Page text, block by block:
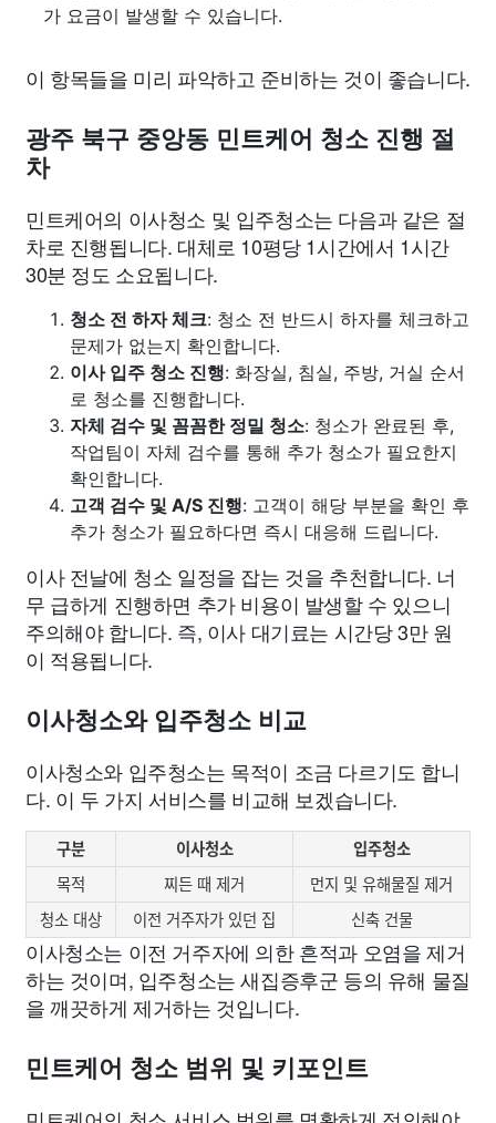
가 요금이 발생할 수 있습니다.
이 항목들을 미리 파악하고 준비하는 것이 좋습니다.
광주 북구 중앙동 민트케어 청소 진행 절
차
민트케어의 이사청소 및 입주청소는 다음과 같은 절
차로 진행됩니다. 대체로 10평당 1시간에서 1시간
30분 정도 소요됩니다.
청소 전 하자 체크: 청소 전 반드시 하자를 체크하고
문제가 없는지 확인합니다.
이사 입주 청소 진행: 화장실, 침실, 주방, 거실 순서
로 청소를 진행합니다.
자체 검수 및 꼼꼼한 정밀 청소: 청소가 완료된 후,
작업팀이 자체 검수를 통해 추가 청소가 필요한지
확인합니다.
고객 검수 및 A/S 진행: 고객이 해당 부분을 확인 후
추가 청소가 필요하다면 즉시 대응해 드립니다.
이사 전날에 청소 일정을 잡는 것을 추천합니다. 너
무 급하게 진행하면 추가 비용이 발생할 수 있으니
주의해야 합니다. 즉, 이사 대기료는 시간당 3만 원
이 적용됩니다.
이사청소와 입주청소 비교
이사청소와 입주청소는 목적이 조금 다르기도 합니
다. 이 두 가지 서비스를 비교해 보겠습니다.
구분 이사청소
입주청소
목적
찌든 때 제거
먼지 및 유해물질 제거
청소 대상
이전 거주자가 있던 집 신축 건물
이사청소는 이전 거주자에 의한 흔적과 오염을 제거
하는 것이며, 입주청소는 새집증후군 등의 유해 물질
을 깨끗하게 제거하는 것입니다.
민트케어 청소 범위 및 키포인트